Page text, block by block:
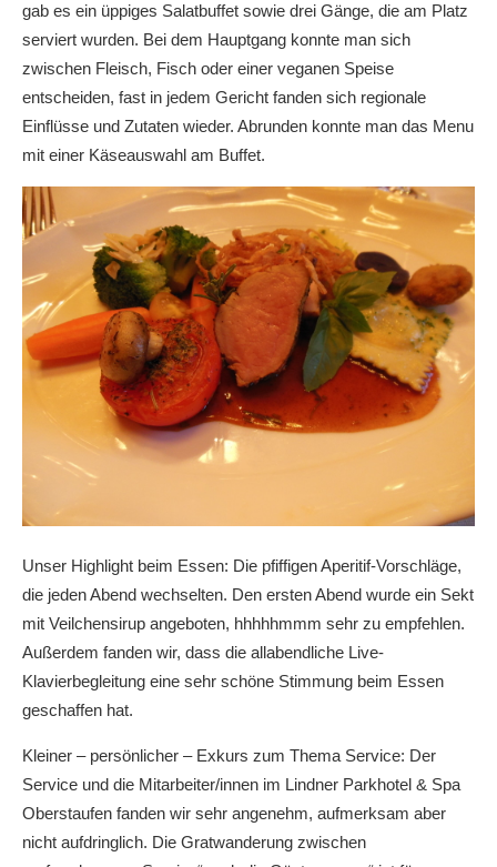
gab es ein üppiges Salatbuffet sowie drei Gänge, die am Platz
serviert wurden. Bei dem Hauptgang konnte man sich
zwischen Fleisch, Fisch oder einer veganen Speise
entscheiden, fast in jedem Gericht fanden sich regionale
Einflüsse und Zutaten wieder. Abrunden konnte man das Menu
mit einer Käseauswahl am Buffet.
Unser Highlight beim Essen: Die pfiffigen Aperitif-Vorschläge,
die jeden Abend wechselten. Den ersten Abend wurde ein Sekt
mit Veilchensirup angeboten, hhhhhmmm sehr zu empfehlen.
Außerdem fanden wir, dass die allabendliche Live-
Klavierbegleitung eine sehr schöne Stimmung beim Essen
geschaffen hat.
Kleiner – persönlicher – Exkurs zum Thema Service: Der
Service und die Mitarbeiter/innen im Lindner Parkhotel & Spa
Oberstaufen fanden wir sehr angenehm, aufmerksam aber
nicht aufdringlich. Die Gratwanderung zwischen